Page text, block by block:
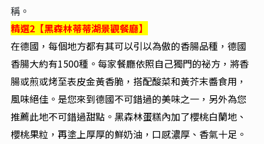
稱。
精選2【黑森林蒂蒂湖景觀餐廳】
在德國，每個地方都有其可以引以為傲的香腸品種，德國
香腸大約有1500種。每家餐廳依照自己獨門的祕方，將香
腸或煎或烤至表皮金黃香脆，搭配酸菜和黃芥末醬食用，
風味絕佳。是您來到德國不可錯過的美味之一，另外為您
推薦此地不可錯過甜點。黑森林蛋糕內加了櫻桃白蘭地、
櫻桃果粒，再塗上厚厚的鮮奶油，口感濃厚、香氣十足。